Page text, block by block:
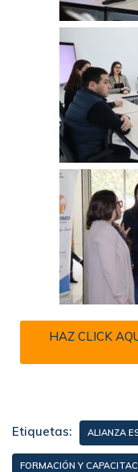
HAZ CLICK
Etiquetas: ALIANZA
FORMACIÓN Y